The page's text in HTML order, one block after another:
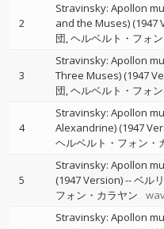
2
Stravinsky: Apollon
and the Muses) (1947
団 ヘルベルト・フォ
3
Stravinsky: Apollon
Three Muses) (1947
団 ヘルベルト・フォ
4
Stravinsky: Apollon
Alexandrine) (1947
ヘルベルト・フォン・
5
Stravinsky: Apollon
(1947 Version)--ベル
フォン・カラヤン
Stravinsky: Apollon